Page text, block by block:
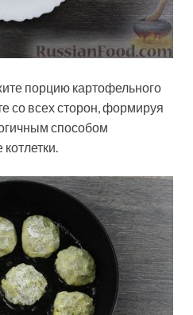
порцию картофельного
со всех сторон, формируя
способом